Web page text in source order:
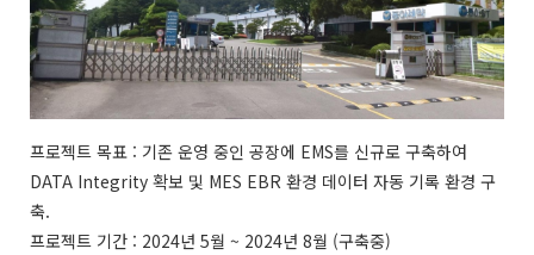
프로젝트 목표 : 기존 운영 중인 공장에 EMS를 신규로 구축하여
DATA Integrity 확보 및 MES EBR 환경 데이터 자동 기록 환경 구
축.
프로젝트 기간 : 2024년 5월 ~ 2024년 8월 (구축중)